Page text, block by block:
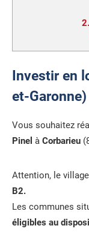
2.
Investir en
et-
Vous souhaitez
Pinel à Corbarieu
Attention, le
B2.
Les communes
éligibles au